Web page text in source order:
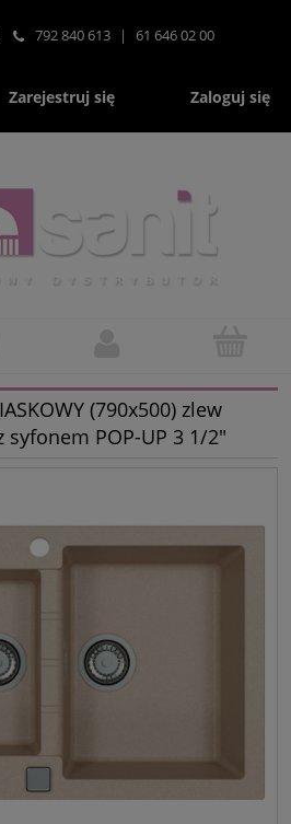
792 840 613 | 61 646 02 00
Zarejestruj się Zaloguj się
(790x500) zlew
syfonem POP-UP 3 1/2"